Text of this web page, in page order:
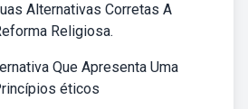
Alternativas Corretas A
Religiosa.
Que Apresenta Uma
éticos